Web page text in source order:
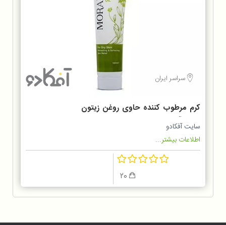
سراسر ایران
کرم مرطوب کننده حاوی روغن زیتون
مورال آپ
سایت آفکادو
اطلاعات بیشتر...